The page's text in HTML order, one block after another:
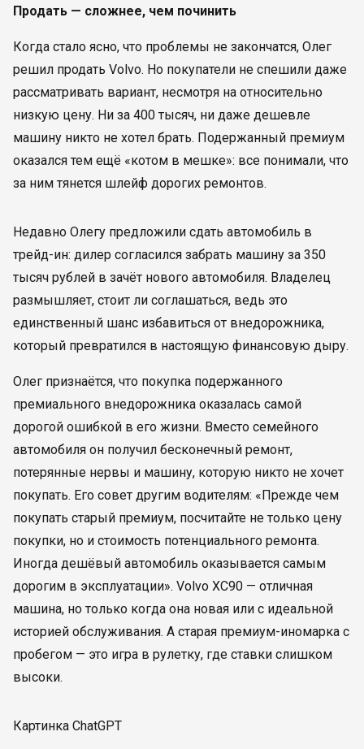
Продать — сложнее, чем починить
Когда стало ясно, что проблемы не закончатся, Олег
решил продать Volvo. Но покупатели не спешили даже
рассматривать вариант, несмотря на относительно
низкую цену. Ни за 400 тысяч, ни даже дешевле
машину никто не хотел брать. Подержанный премиум
оказался тем ещё «котом в мешке»: все понимали, что
за ним тянется шлейф дорогих ремонтов.
Недавно Олегу предложили сдать автомобиль в
трейд-ин: дилер согласился забрать машину за 350
тысяч рублей в зачёт нового автомобиля. Владелец
размышляет, стоит ли соглашаться, ведь это
единственный шанс избавиться от внедорожника,
который превратился в настоящую финансовую дыру.
Олег признаётся, что покупка подержанного
премиального внедорожника оказалась самой
дорогой ошибкой в его жизни. Вместо семейного
автомобиля он получил бесконечный ремонт,
потерянные нервы и машину, которую никто не хочет
покупать. Его совет другим водителям: «Прежде чем
покупать старый премиум, посчитайте не только цену
покупки, но и стоимость потенциального ремонта.
Иногда дешёвый автомобиль оказывается самым
дорогим в эксплуатации». Volvo XC90 — отличная
машина, но только когда она новая или с идеальной
историей обслуживания. А старая премиум-иномарка с
пробегом — это игра в рулетку, где ставки слишком
высоки.
Картинка ChatGPT